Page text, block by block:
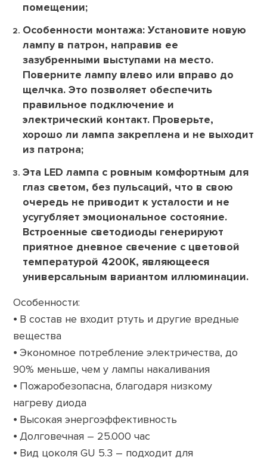
помещении;
Особенности монтажа: Установите новую
лампу в патрон, направив ее
зазубренными выступами на место.
Поверните лампу влево или вправо до
щелчка. Это позволяет обеспечить
правильное подключение и
электрический контакт. Проверьте,
хорошо ли лампа закреплена и не выходит
из патрона;
Эта LED лампа с ровным комфортным для
глаз светом, без пульсаций, что в свою
очередь не приводит к усталости и не
усугубляет эмоциональное состояние.
Встроенные светодиоды генерируют
приятное дневное свечение с цветовой
температурой 4200К, являющееся
универсальным вариантом иллюминации.
Особенности:
⦁ В состав не входит ртуть и другие вредные
вещества
⦁ Экономное потребление электричества, до
90% меньше, чем у лампы накаливания
⦁ Пожаробезопасна, благодаря низкому
нагреву диода
⦁ Высокая энергоэффективность
⦁ Долговечная – 25.000 час
⦁ Вид цоколя GU 5.3 – подходит для